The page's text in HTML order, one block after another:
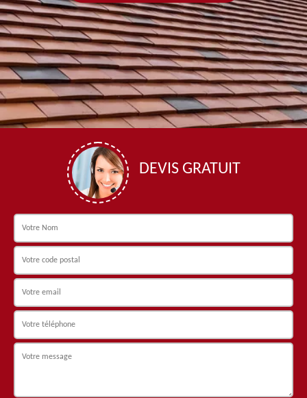
DEVIS GRATUIT